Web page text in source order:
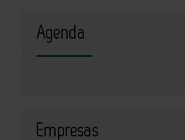
Agenda
Empresas